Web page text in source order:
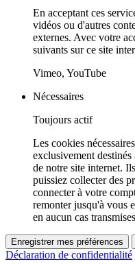
En acceptant ces
vidéos ou d'autres
externes. Avec votre
suivants sur ce site
Vimeo, YouTube
Nécessaires
Toujours actif
Les cookies
exclusivement
de notre site internet.
puissiez collecter des
connecter à votre
remonter jusqu'à vous
en aucun cas
Enregistrer mes préférences
Déclaration de confidentialité